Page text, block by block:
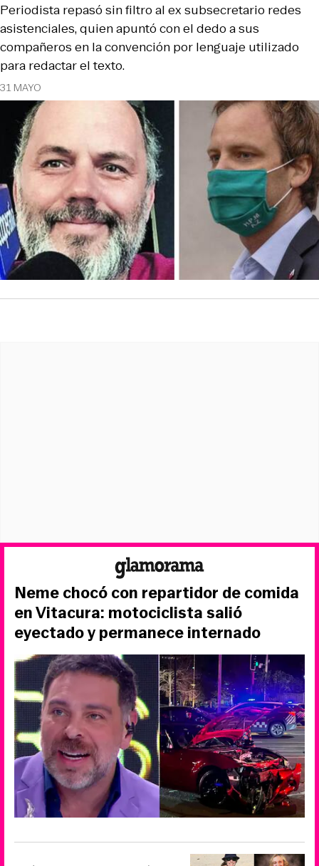
31 MAYO
Periodista repasó sin filtro al ex subsecretario redes
asistenciales, quien apuntó con el dedo a sus
compañeros en la convención por lenguaje utilizado
para redactar el texto.
Neme chocó con repartidor de comida
en Vitacura: motociclista salió
eyectado y permanece internado